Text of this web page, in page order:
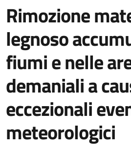
Rimozione
legnoso
fiumi e nelle
demaniali a
eccezionali
meteorologici